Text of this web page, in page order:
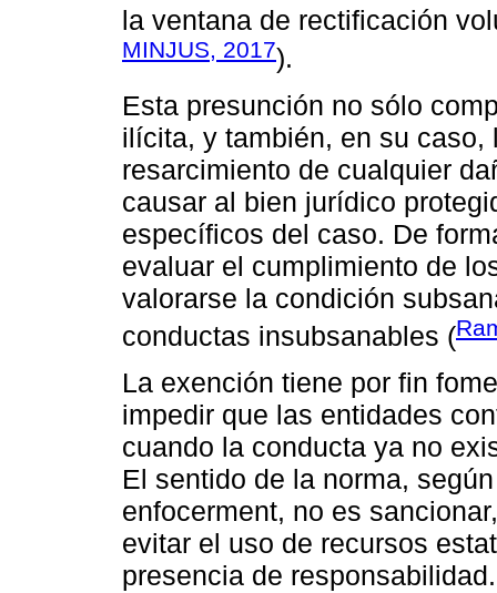
la ventana de rectificación
MINJUS, 2017).
Esta presunción no sólo
ilícita, y también, en su
resarcimiento de cualquier
causar al bien jurídico
específicos del caso. De
evaluar el cumplimiento de
valorarse la condición
conductas insubsanables (
La exención tiene por fin
impedir que las entidades
cuando la conducta ya no
El sentido de la norma,
enfocerment, no es
evitar el uso de recursos
presencia de responsabilidad.